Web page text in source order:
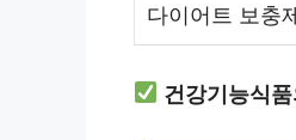
다이어트 보충
건강기능식